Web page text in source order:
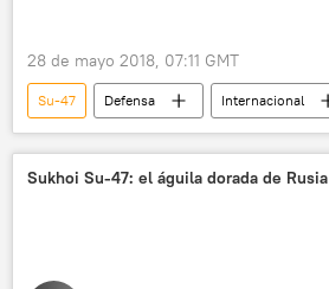
28 de mayo 2018, 07:11 GMT
Su-47 Defensa
Internacional
Rusia
aviones
tanques
ekranoplanos
noticias
Sukhoi Su-47: el águila dorada de Rusia